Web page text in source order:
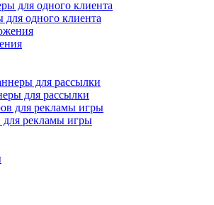
одного клиента
для рассылки
для рекламы игры